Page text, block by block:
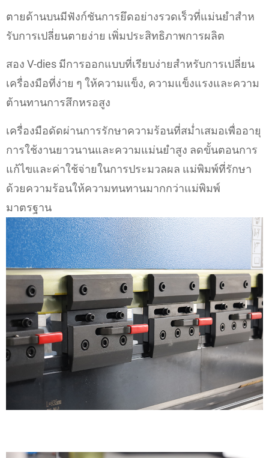
ตายด้านบนมีฟังก์ชันการยึดอย่างรวดเร็วที่แม่นยำสําห
รับการเปลี่ยนตายง่าย เพิ่มประสิทธิภาพการผลิต
สอง V-dies มีการออกแบบที่เรียบง่ายสําหรับการเปลี่ยน
เครื่องมือที่ง่าย ๆ ให้ความแข็ง, ความแข็งแรงและความ
ต้านทานการสึกหรอสูง
เครื่องมือดัดผ่านการรักษาความร้อนที่สม่ำเสมอเพื่ออายุ
การใช้งานยาวนานและความแม่นยำสูง ลดขั้นตอนการ
แก้ไขและค่าใช้จ่ายในการประมวลผล แม่พิมพ์ที่รักษา
ด้วยความร้อนให้ความทนทานมากกว่าแม่พิมพ์
มาตรฐาน